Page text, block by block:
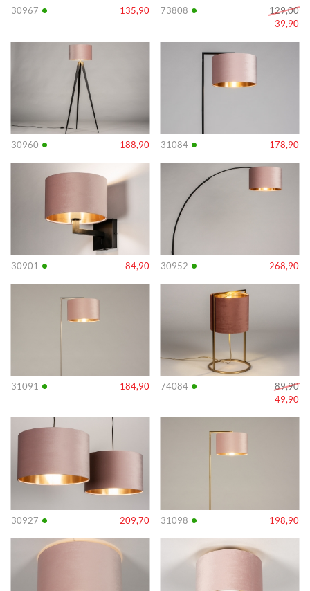
30967 • 135,90 73808 •
129,00
39,90
30960 • 188,90
Info
31084 • 178,90
Info
30901 • 84,90
Info
30952 • 268,90
Info
31091 • 184,90
Info
74084 •
89,90
49,90
Info
30927 • 209,70
Info
31098 • 198,90
Info
Info Info